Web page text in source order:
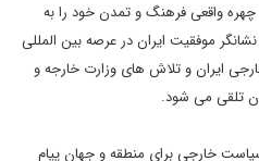
چهره واقعی فرهنگ و تمدن خود را به
موفقیت ایران در عرصه بین المللی
ایران و تلاش های وزارت خارجه و
تلقی می شود.
خارجی برای منطقه و جهان پیام